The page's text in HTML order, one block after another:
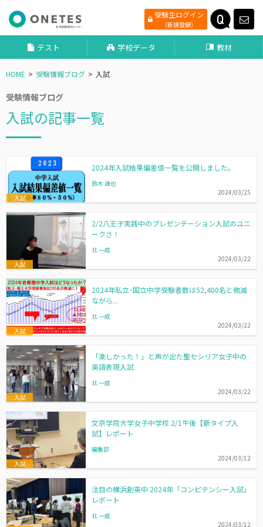
受験生ログイン
（新規登録）
テスト 学校データ 教材
HOME 受験情報ブログ 入試
受験情報ブログ
入試の記事一覧
入試
2024年入試結果偏差値一覧を公開しました。
鈴木 達也
2024/03/25
入試
2/2八王子実践中のプレゼンテーション入試のユニ
ークさ！
北 一成
2024/03/22
入試
2024年私立･国立中学受験者数は52,400名と微減
ながら...
北 一成
2024/03/22
入試
「楽しかった！」と声が出た聖セシリア女子中の
英語表現入試
北 一成
2024/03/22
入試
文京学院大学女子中学校 2/1午後【新タイプ入
試】レポート
編集部
2024/03/12
注目の横浜創英中 2024年「コンピテンシー入試」
レポート
北 一成
2024/03/12